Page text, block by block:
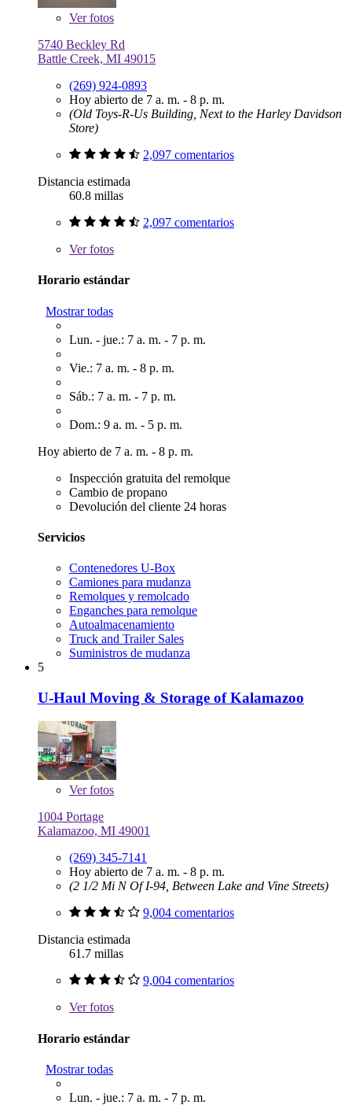
Verfotos
5740 Beckley Rd
Battle Creek, MI 49015
(269) 924-0893
Hoy abierto de 7 a. m. - 8 p. m.
(Old Toys-R-Us Building, Next to the Harley Davidson
Store)
2,097 comentarios
Distancia estimada
60.8 millas
2,097 comentarios
Verfotos
Horario estándar
Mostrar todas
Lun. - jue.: 7 a. m. - 7 p. m.
Vie.: 7 a. m. - 8 p. m.
Sáb.: 7 a. m. - 7 p. m.
Dom.: 9 a. m. - 5 p. m.
Hoy abierto de 7 a. m. - 8 p. m.
Inspección gratuita del remolque
Cambio de propano
Devolución del cliente 24 horas
Servicios
Contenedores U-Box
Camiones para mudanza
Remolques y remolcado
Enganches para remolque
Autoalmacenamiento
Truck and Trailer Sales
Suministros de mudanza
5
U-Haul Moving & Storage of Kalamazoo
Verfotos
1004 Portage
Kalamazoo, MI 49001
(269) 345-7141
Hoy abierto de 7 a. m. - 8 p. m.
(2 1/2 Mi N Of I-94, Between Lake and Vine Streets)
9,004 comentarios
Distancia estimada
61.7 millas
9,004 comentarios
Verfotos
Horario estándar
Mostrar todas
Lun. - jue.: 7 a. m. - 7 p. m.